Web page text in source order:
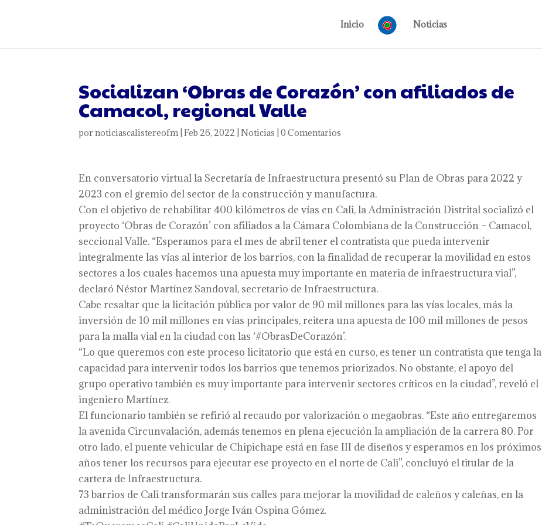
Inicio Noticias
Socializan ‘Obras de Corazón’ con afiliados de
Camacol, regional Valle
pornoticiascalistereofm|Feb 26, 2022 |Noticias |0 Comentarios
En conversatorio virtual la Secretaría de Infraestructura presentó su Plan de Obras para 2022 y
2023 con el gremio del sector de la construcción y manufactura.
Con el objetivo de rehabilitar 400 kilómetros de vías en Cali, la Administración Distrital socializó el
proyecto ‘Obras de Corazón’ con afiliados a la Cámara Colombiana de la Construcción – Camacol,
seccional Valle. “Esperamos para el mes de abril tener el contratista que pueda intervenir
integralmente las vías al interior de los barrios, con la finalidad de recuperar la movilidad en estos
sectores a los cuales hacemos una apuesta muy importante en materia de infraestructura vial”,
declaró Néstor Martínez Sandoval, secretario de Infraestructura.
Cabe resaltar que la licitación pública por valor de 90 mil millones para las vías locales, más la
inversión de 10 mil millones en vías principales, reitera una apuesta de 100 mil millones de pesos
para la malla vial en la ciudad con las ‘#ObrasDeCorazón’.
“Lo que queremos con este proceso licitatorio que está en curso, es tener un contratista que tenga la
capacidad para intervenir todos los barrios que tenemos priorizados. No obstante, el apoyo del
grupo operativo también es muy importante para intervenir sectores críticos en la ciudad”, reveló el
ingeniero Martínez.
El funcionario también se refirió al recaudo por valorización o megaobras. “Este año entregaremos
la avenida Circunvalación, además tenemos en plena ejecución la ampliación de la carrera 80. Por
otro lado, el puente vehicular de Chipichape está en fase III de diseños y esperamos en los próximos
años tener los recursos para ejecutar ese proyecto en el norte de Cali”, concluyó el titular de la
cartera de Infraestructura.
73 barrios de Cali transformarán sus calles para mejorar la movilidad de caleños y caleñas, en la
administración del médico Jorge Iván Ospina Gómez.